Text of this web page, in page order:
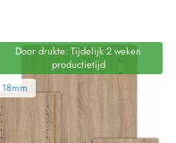
Door drukte: Tijdelijk 2 weken
productietijd
18mm